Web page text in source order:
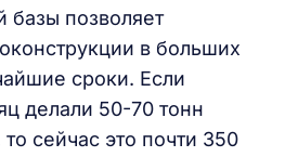
базы позволяет
в больших
сроки. Если
делали 50-70 тонн
сейчас это почти 350